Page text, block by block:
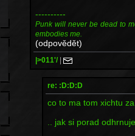
----------
Punk will never be dead to
embodies me.
(odpovědět)
|>011'/|
re: :D:D:D
co to ma tom xichtu
.. jak si porad